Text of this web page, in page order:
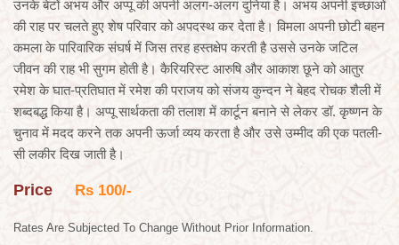
उनके बेटों अभय और अप्पू की अपनी अलग-अलग दुनिया है। अभय अपनी इच्छाओं
की राह पर चलते हुए शेष परिवार को अपदस्थ कर देता है। विमला अपनी छोटी बहन
कमला के पारिवारिक संघर्ष में जिस तरह हस्तक्षेप करती है उससे उनके जटिल
जीवन की राह भी सुगम होती है। कैरियरिस्ट आरुषि और आकाश छूने को आतुर
रमेश के घात-प्रतिघात में रमेश की पराजय को संजय कुन्दन ने बेहद रोचक शैली में
शब्दबद्ध किया है। अप्पू सार्थकता की तलाश में कार्टून बनाने से लेकर डॉ. कृष्णन के
चुनाव में मदद करने तक अपनी ऊर्जा व्यय करता है और उसे उम्मीद की एक पतली-
सी लकीर दिख जाती है।
Price Rs 100/-
Rates Are Subjected To Change Without Prior Information.